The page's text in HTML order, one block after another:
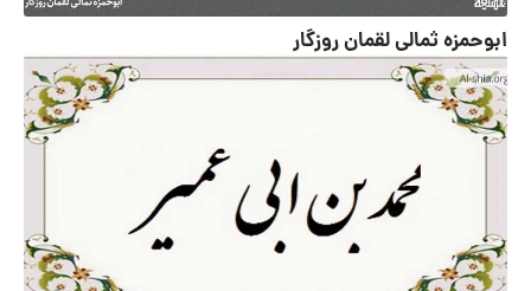
ابوحمزه ثمالى لقمان روزگار